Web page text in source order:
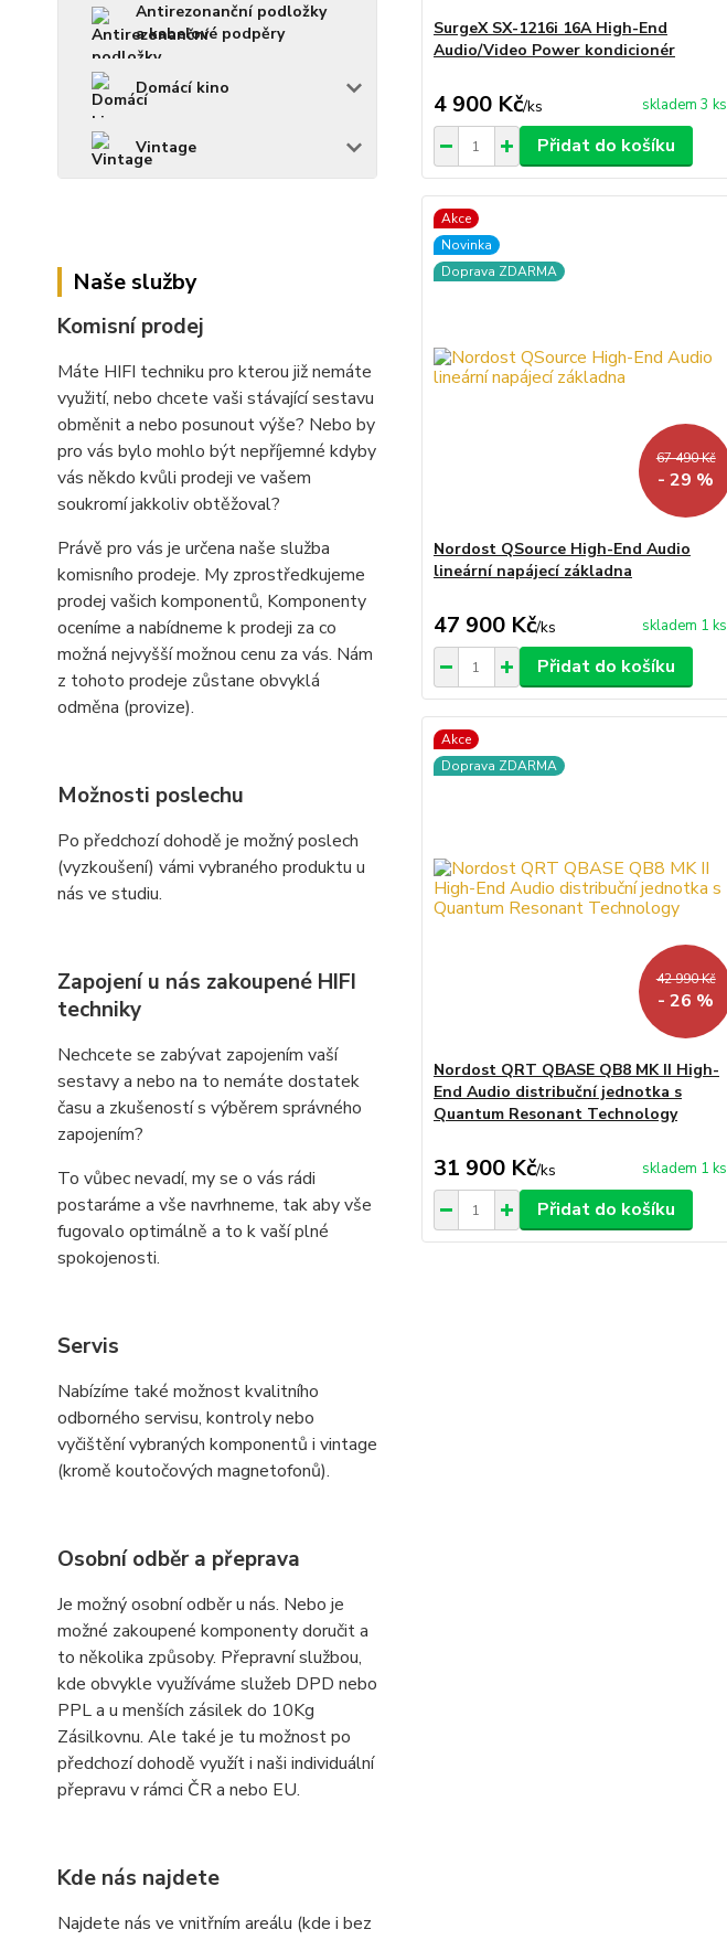
Antirezonanční podložky
a kabelové podpěry
Domácí kino
Vintage
Naše služby
Komisní prodej
Máte HIFI techniku pro kterou již nemáte
využití, nebo chcete vaši stávající sestavu
obměnit a nebo posunout výše? Nebo by
pro vás bylo mohlo být nepříjemné kdyby
vás někdo kvůli prodeji ve vašem
soukromí jakkoliv obtěžoval?
Právě pro vás je určena naše služba
komisního prodeje. My zprostředkujeme
prodej vašich komponentů, Komponenty
oceníme a nabídneme k prodeji za co
možná nejvyšší možnou cenu za vás. Nám
z tohoto prodeje zůstane obvyklá
odměna (provize).
Možnosti poslechu
Po předchozí dohodě je možný poslech
(vyzkoušení) vámi vybraného produktu u
nás ve studiu.
Zapojení u nás zakoupené HIFI
techniky
Nechcete se zabývat zapojením vaší
sestavy a nebo na to nemáte dostatek
času a zkušeností s výběrem správného
zapojením?
To vůbec nevadí, my se o vás rádi
postaráme a vše navrhneme, tak aby vše
fugovalo optimálně a to k vaší plné
spokojenosti.
Servis
Nabízíme také možnost kvalitního
odborného servisu, kontroly nebo
vyčištění vybraných komponentů i vintage
(kromě koutočových magnetofonů).
Osobní odběr a přeprava
Je možný osobní odběr u nás. Nebo je
možné zakoupené komponenty doručit a
to několika způsoby. Přepravní službou,
kde obvykle využíváme služeb DPD nebo
PPL a u menších zásilek do 10Kg
Zásilkovnu. Ale také je tu možnost po
předchozí dohodě využít i naši individuální
přepravu v rámci ČR a nebo EU.
Kde nás najdete
Najdete nás ve vnitřním areálu (kde i bez
SurgeX SX-1216i 16A High-End
Audio/Video Power kondicionér
4 900 Kč/ks skladem 3 ks
Přidat do košíku
Akce
Novinka
Doprava ZDARMA
67 490 Kč
- 29 %
Nordost QSource High-End Audio
lineární napájecí základna
47 900 Kč/ks skladem 1 ks
Přidat do košíku
Akce
Doprava ZDARMA
42 990 Kč
- 26 %
Nordost QRT QBASE QB8 MK II High-
End Audio distribuční jednotka s
Quantum Resonant Technology
31 900 Kč/ks skladem 1 ks
Přidat do košíku